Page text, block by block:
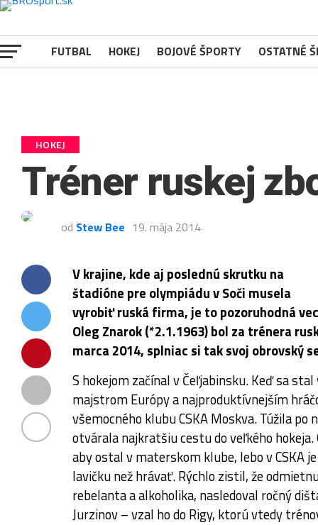
Pre zlepšovanie vášho zážitku na našich stránkach používame
súbory cookies.
FUTBAL
HOKEJ BOJOVÉ ŠPORTY OSTATNÉ
HOKEJ
Tréner ruskej
od Stew Bee 19. mája 2014
V krajine, kde aj poslednú skrutku na
štadióne pre olympiádu v Soči musela
vyrobiť ruská firma, je to pozoruhodná
Oleg Znarok (*2.1.1963) bol za trénera
marca 2014, splniac si tak svoj obrovský
S hokejom začínal v Čeľjabinsku. Keď sa
majstrom Európy a najproduktívnejším
všemocného klubu CSKA Moskva. Túžila po
otvárala najkratšiu cestu do veľkého
aby ostal v materskom klube, lebo v CSKA
lavičku než hrávať. Rýchlo zistil, že
rebelanta a alkoholika, nasledoval ročný
Jurzinov – vzal ho do Rigy, ktorú vtedy